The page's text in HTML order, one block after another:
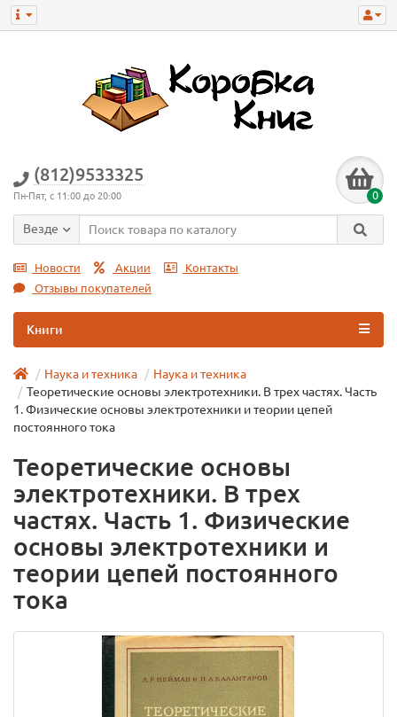
(812)9533325
Пн-Пят, с 11:00 до 20:00 0
Везде
Новости Акции
Контакты
Отзывы покупателей
Книги
Наука и техника
Наука и техникa
Теоретические основы электротехники. В трех частях. Часть
1. Физические основы электротехники и теории цепей
постоянного тока
Теоретические основы
электротехники. В трех
частях. Часть 1. Физические
основы электротехники и
теории цепей постоянного
тока